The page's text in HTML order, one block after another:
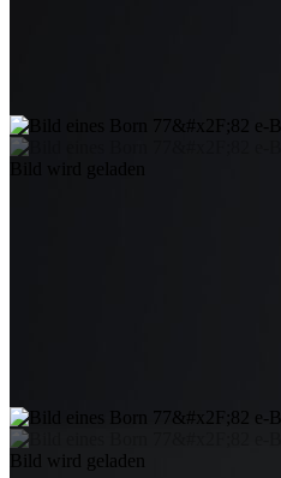
Bild wird geladen
Bild wird geladen